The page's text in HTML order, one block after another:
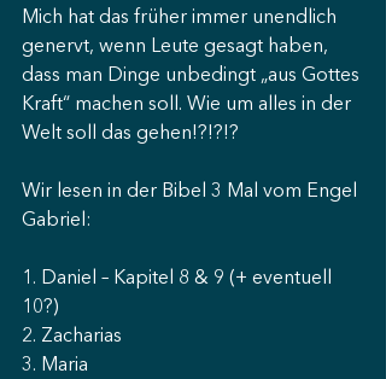
Mich hat das früher immer unendlich
genervt, wenn Leute gesagt haben,
dass man Dinge unbedingt „aus Gottes
Kraft“ machen soll. Wie um alles in der
Welt soll das gehen!?!?!?
Wir lesen in der Bibel 3 Mal vom Engel
Gabriel:
1. Daniel – Kapitel 8 & 9 (+ eventuell
10?)
2. Zacharias
3. Maria